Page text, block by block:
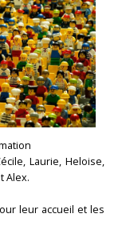
Laurie, Heloise,
Alex.
leur accueil et les